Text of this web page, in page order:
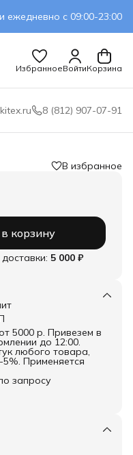
ежедневно с 09:00-23:00
ИзбранноеВойтиКорзина
8 (812) 907-07-91
В избранное
корзину
5 000 ₽
5000 р. Привезем в
до 12:00.
любого товара,
5%. Применяется
запросу